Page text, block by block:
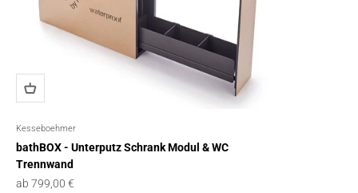
Kesseboehmer
bathBOX - Unterputz Schrank Modul & WC
Trennwand
Angebot
ab 799,00 €